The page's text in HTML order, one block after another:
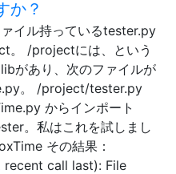
か？
イル持っているtester.py
。 /projectには、という
があり、次のファイルが
。 /project/tester.py
からインポート
。私はこれを試しまし
その結果：
call last): File